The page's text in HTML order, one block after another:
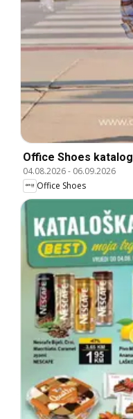
Office Shoes katalog
04.08.2026- 06.09.2026
Office Shoes